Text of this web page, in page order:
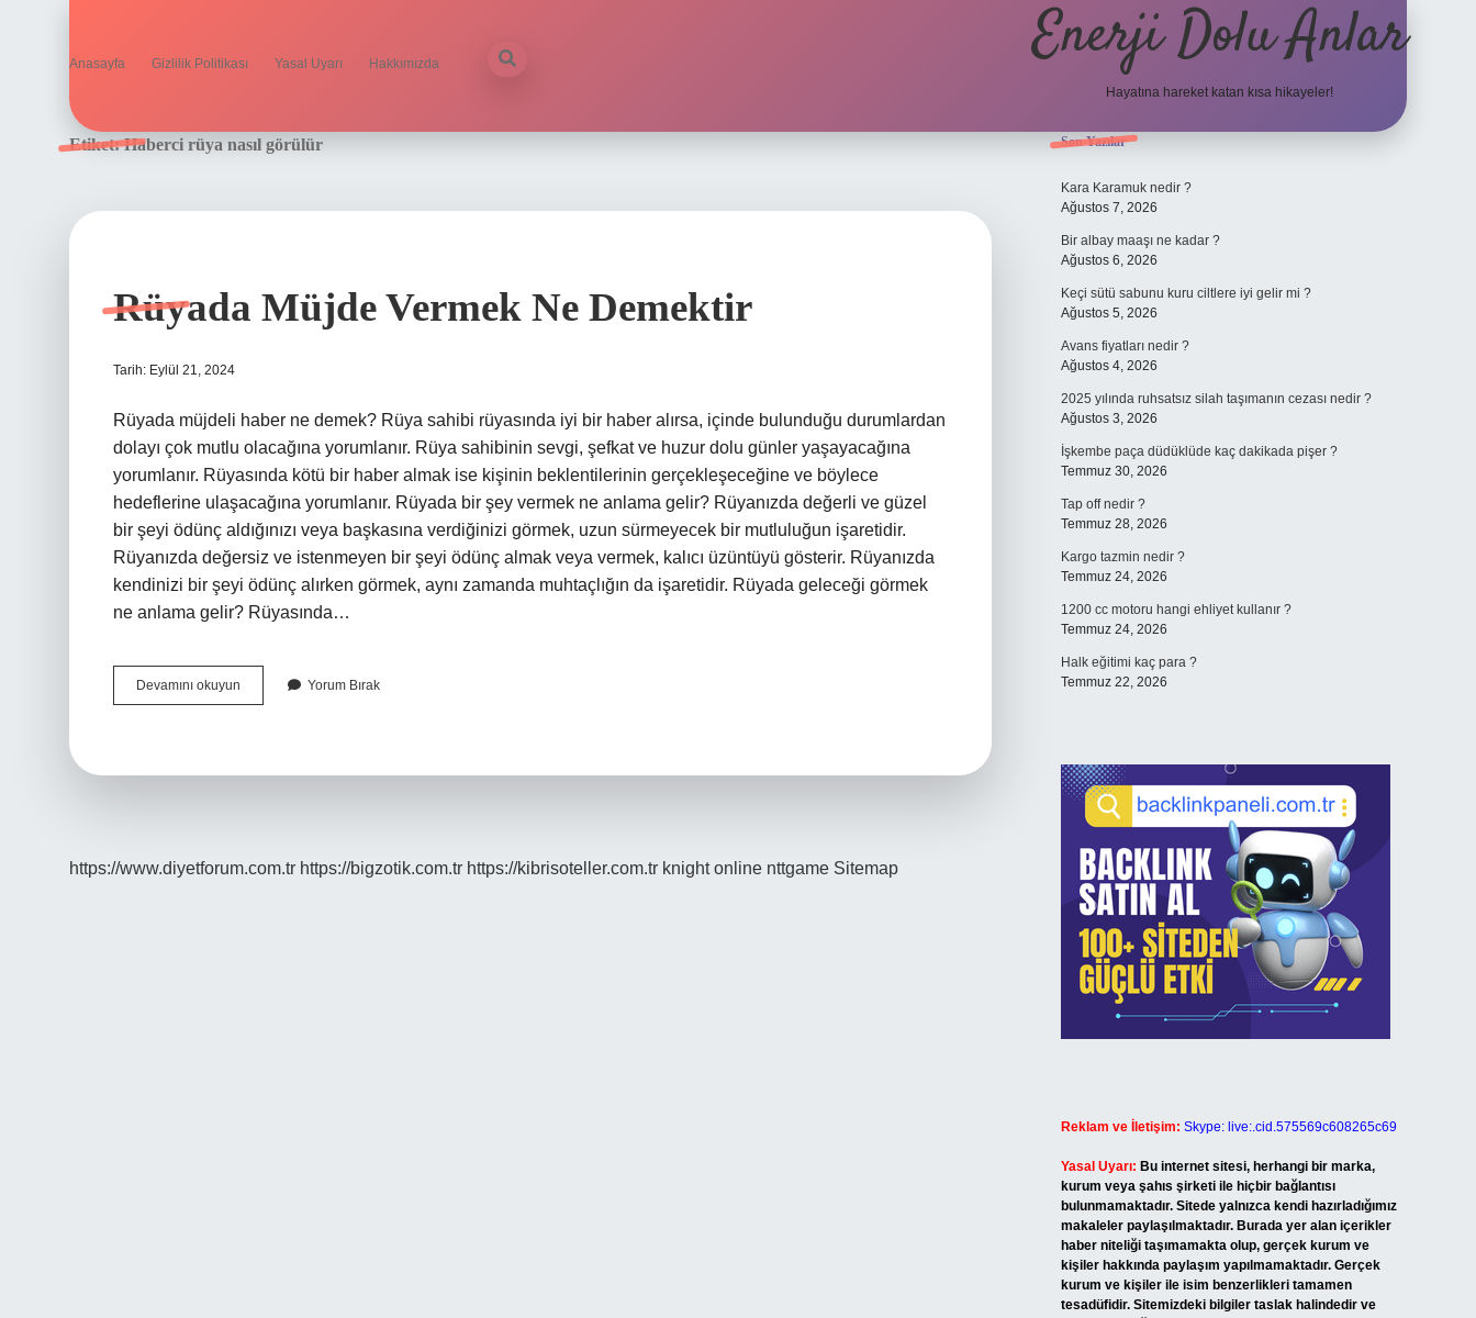
Anasayfa Gizlilik Politikası Yasal Uyarı Hakkımızda Enerji Dolu Anlar
Hayatına hareket katan kısa hikayeler!
Etiket:Haberci rüya nasıl görülür
Rüyada Müjde Vermek Ne Demektir
Tarih: Eylül 21, 2024
Rüyada müjdeli haber ne demek? Rüya sahibi rüyasında iyi bir haber alırsa, içinde bulunduğu durumlardan
dolayı çok mutlu olacağına yorumlanır. Rüya sahibinin sevgi, şefkat ve huzur dolu günler yaşayacağına
yorumlanır. Rüyasında kötü bir haber almak ise kişinin beklentilerinin gerçekleşeceğine ve böylece
hedeflerine ulaşacağına yorumlanır. Rüyada bir şey vermek ne anlama gelir? Rüyanızda değerli ve güzel
bir şeyi ödünç aldığınızı veya başkasına verdiğinizi görmek, uzun sürmeyecek bir mutluluğun işaretidir.
Rüyanızda değersiz ve istenmeyen bir şeyi ödünç almak veya vermek, kalıcı üzüntüyü gösterir. Rüyanızda
kendinizi bir şeyi ödünç alırken görmek, aynı zamanda muhtaçlığın da işaretidir. Rüyada geleceği görmek
ne anlama gelir? Rüyasında…
Devamını okuyun
Müjde
Yorum Bırak
https://www.diyetforum.com.tr https://bigzotik.com.tr https://kibrisoteller.com.tr knight online nttgame Sitemap
Sidebar
Son Yazılar
Kara Karamuk nedir ?
Ağustos 7, 2026
Bir albay maaşı ne kadar ?
Ağustos 6, 2026
Keçi sütü sabunu kuru ciltlere iyi gelir mi ?
Ağustos 5, 2026
Avans fiyatları nedir ?
Ağustos 4, 2026
2025 yılında ruhsatsız silah taşımanın cezası nedir ?
Ağustos 3, 2026
İşkembe paça düdüklüde kaç dakikada pişer ?
Temmuz 30, 2026
Tap off nedir ?
Temmuz 28, 2026
Kargo tazmin nedir ?
Temmuz 24, 2026
1200 cc motoru hangi ehliyet kullanır ?
Temmuz 24, 2026
Halk eğitimi kaç para ?
Temmuz 22, 2026
Reklam ve İletişim: Skype: live:.cid.575569c608265c69
Yasal Uyarı: Bu internet sitesi, herhangi bir marka,
kurum veya şahıs şirketi ile hiçbir bağlantısı
bulunmamaktadır. Sitede yalnızca kendi hazırladığımız
makaleler paylaşılmaktadır. Burada yer alan içerikler
haber niteliği taşımamakta olup, gerçek kurum ve
kişiler hakkında paylaşım yapılmamaktadır. Gerçek
kurum ve kişiler ile isim benzerlikleri tamamen
tesadüfidir. Sitemizdeki bilgiler taslak halindedir ve